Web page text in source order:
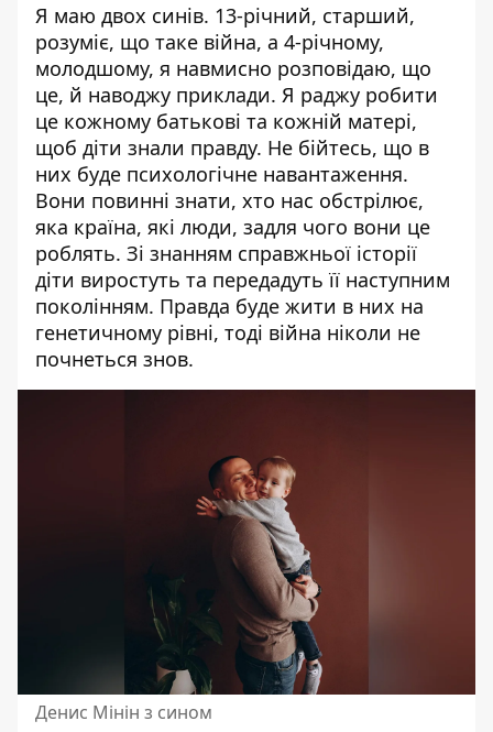
Я маю двох синів. 13-річний, старший,
розуміє, що таке війна, а 4-річному,
молодшому, я навмисно розповідаю, що
це, й наводжу приклади. Я раджу робити
це кожному батькові та кожній матері,
щоб діти знали правду. Не бійтесь, що в
них буде психологічне навантаження.
Вони повинні знати, хто нас обстрілює,
яка країна, які люди, задля чого вони це
роблять. Зі знанням справжньої історії
діти виростуть та передадуть її наступним
поколінням. Правда буде жити в них на
генетичному рівні, тоді війна ніколи не
почнеться знов.
Денис Мінін з сином